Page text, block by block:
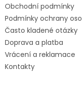
Obchodní podmínky
Podmínky ochrany
Často kladené otázky
Doprava a platba
Vrácení a reklamace
Kontakty